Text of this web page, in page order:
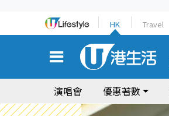
HK Travel
演唱會 優惠著數